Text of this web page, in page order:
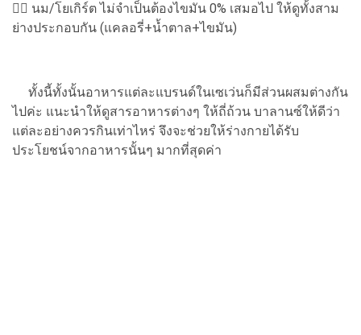
👉🏻 นม/โยเกิร์ต ไม่จำเป็นต้องไขมัน 0% เสมอไป ให้ดูทั้งสาม
ย่างประกอบกัน (แคลอรี่+น้ำตาล+ไขมัน)
ทั้งนี้ทั้งนั้นอาหารแต่ละแบรนด์ในเซเว่นก็มีส่วนผสมต่างกัน
ไปค่ะ แนะนำให้ดูสารอาหารต่างๆ ให้ถี่ถ้วน บาลานซ์ให้ดีว่า
แต่ละอย่างควรกินเท่าไหร่ จึงจะช่วยให้ร่างกายได้รับ
ประโยชน์จากอาหารนั้นๆ มากที่สุดค่า